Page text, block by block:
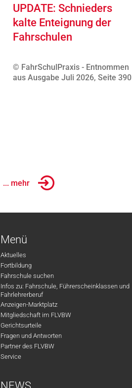
UPDATE: Schnieders
kalte Enteignung der
Fahrschulen
© FahrSchulPraxis - Entnommen
aus Ausgabe Juli 2026, Seite 390
... mehr
Menü
Aktuelles
Fortbildung
Fahrschule suchen
Infos zu: Fahrschule, Führerscheinklassen und
Fahrlehrerberuf
Anzeigen-Marktplatz
Mitgliedschaft im FLVBW
Gerichtsurteile
Fragen und Antworten
Partner des FLVBW
Service